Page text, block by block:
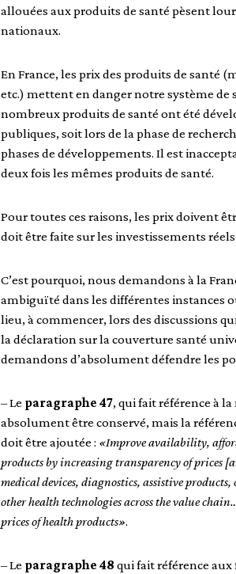
allouées aux produits de santé pèsent
nationaux.
En France, les prix des produits de santé
etc.) mettent en danger notre système de
nombreux produits de santé ont été
publiques, soit lors de la phase de
phases de développements. Il est
deux fois les mêmes produits de santé.
Pour toutes ces raisons, les prix doivent
doit être faite sur les investissements
C’est pourquoi, nous demandons à la
ambiguïté dans les différentes instances
lieu, à commencer, lors des discussions
la déclaration sur la couverture santé
demandons d’absolument défendre les
– Le paragraphe 47, qui fait référence à
absolument être conservé, mais la
doit être ajoutée : «Improve availability,
products by increasing transparency of prices
medical devices, diagnostics, assistive
other health technologies across the value
prices of health products».
– Le paragraphe 48 qui fait référence aux